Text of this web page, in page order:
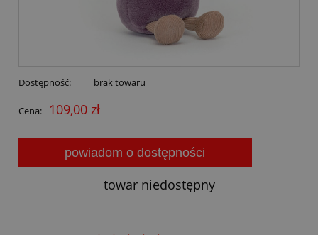
Dostępność: brak towaru
Cena: 109,00 zł
powiadom o dostępności
towar niedostępny